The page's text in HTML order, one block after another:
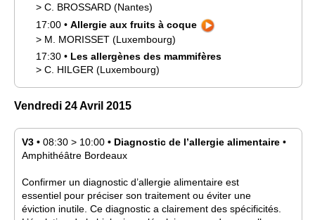
> C. BROSSARD (Nantes)
17:00 • Allergie aux fruits à coque
> M. MORISSET (Luxembourg)
17:30 • Les allergènes des mammifères
> C. HILGER (Luxembourg)
Vendredi 24 Avril 2015
V3 • 08:30 > 10:00 • Diagnostic de l’allergie alimentaire •
Amphithéâtre Bordeaux
Confirmer un diagnostic d’allergie alimentaire est
essentiel pour préciser son traitement ou éviter une
éviction inutile. Ce diagnostic a clairement des spécificités.